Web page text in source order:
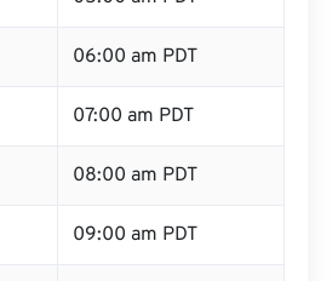
06:00 am PDT
07:00 am PDT
08:00 am PDT
09:00 am PDT